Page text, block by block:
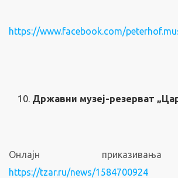
https://www.facebook.com/
Државни музеј-резерват
Онлајн
https://tzar.ru/news/1584700924